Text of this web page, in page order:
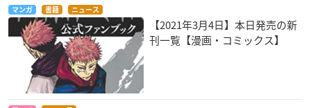
マンガ 書籍 ニュース
【2021年3月4日】本日発売の新
刊一覧【漫画・コミックス】